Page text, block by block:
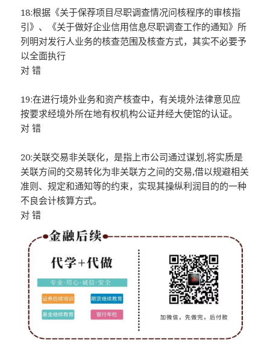
18:根据《关于保荐项目尽职调查情况问核程序的审核指
引》、《关于做好企业信用信息尽职调查工作的通知》所
列明对发行人业务的核查范围及核查方式，其实不必要予
以全面执行
对 错
19:在进行境外业务和资产核查中，有关境外法律意见应
按要求经境外所在地有权机构公证并经大使馆的认证。
对 错
20:关联交易非关联化，是指上市公司通过谋划,将实质是
关联方间的交易转化为非关联方之间的交易,借以规避相关
准则、规定和通知等的约束，实现其操纵利润目的的一种
不良会计核算方式。
对 错